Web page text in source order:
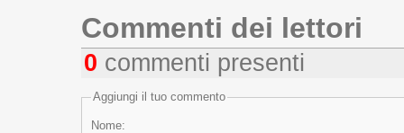
Commenti dei lettori
0 commenti presenti
Aggiungi il tuo commento
Nome: